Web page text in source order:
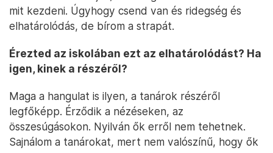
mit kezdeni. Úgyhogy csend van és ridegség és
elhatárolódás, de bírom a strapát.
Érezted az iskolában ezt az elhatárolódást? Ha
igen, kinek a részéről?
Maga a hangulat is ilyen, a tanárok részéről
legfőképp. Érződik a nézéseken, az
összesúgásokon. Nyilván ők erről nem tehetnek.
Sajnálom a tanárokat, mert nem valószínű, hogy ők